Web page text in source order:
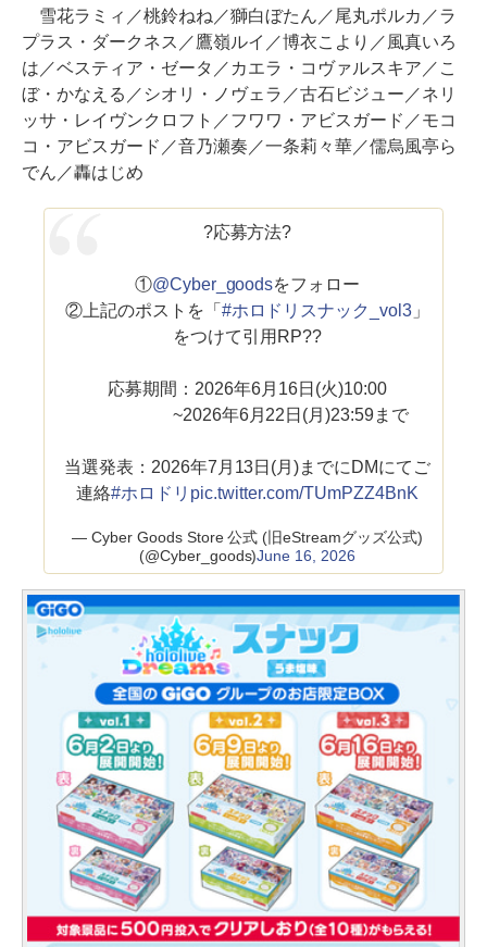
雪花ラミィ／桃鈴ねね／獅白ぼたん／尾丸ポルカ／ラ
プラス・ダークネス／鷹嶺ルイ／博衣こより／風真いろ
は／ベスティア・ゼータ／カエラ・コヴァルスキア／こ
ぼ・かなえる／シオリ・ノヴェラ／古石ビジュー／ネリ
ッサ・レイヴンクロフト／フワワ・アビスガード／モコ
コ・アビスガード／音乃瀬奏／一条莉々華／儒烏風亭ら
でん／轟はじめ
?応募方法?
①@Cyber_goodsをフォロー
②上記のポストを「 #ホロドリスナック_vol3 」
をつけて引用RP??
応募期間：2026年6月16日(火)10:00
~2026年6月22日(月)23:59まで
当選発表：2026年7月13日(月)までにDMにてご
連絡#ホロドリ pic.twitter.com/TUmPZZ4BnK
— Cyber Goods Store 公式 (旧eStreamグッズ公式)
(@Cyber_goods)June 16, 2026